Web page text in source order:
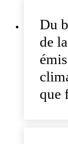
Du
de
que